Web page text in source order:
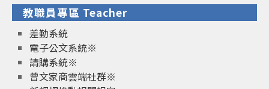
教職員專區 Teacher
差勤系統
電子公文系統※
請購系統※
曾文家商雲端社群※